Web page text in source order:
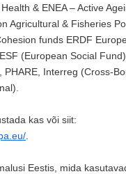
& ENEA – Active
Agricultural & Fisheries
funds ERDF
(European Social
PHARE, Interreg (Cross-
kas või siit:
Eestis, mida